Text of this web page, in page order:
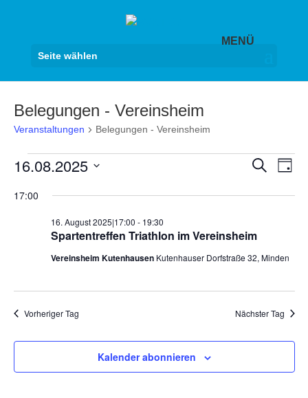
Seite wählen
Belegungen - Vereinsheim
Veranstaltungen Belegungen - Vereinsheim
Veranstaltungen
16.
August
2025
und
Suche
Tag
16.08.2025
17:00
Spartentreffen Triathlon im Vereinsheim
16. August 2025|17:00 - 19:30
Vereinsheim Kutenhausen Kutenhauser Dorfstraße 32, Minden
Vorheriger Tag Nächster Tag
Kalender abonnieren